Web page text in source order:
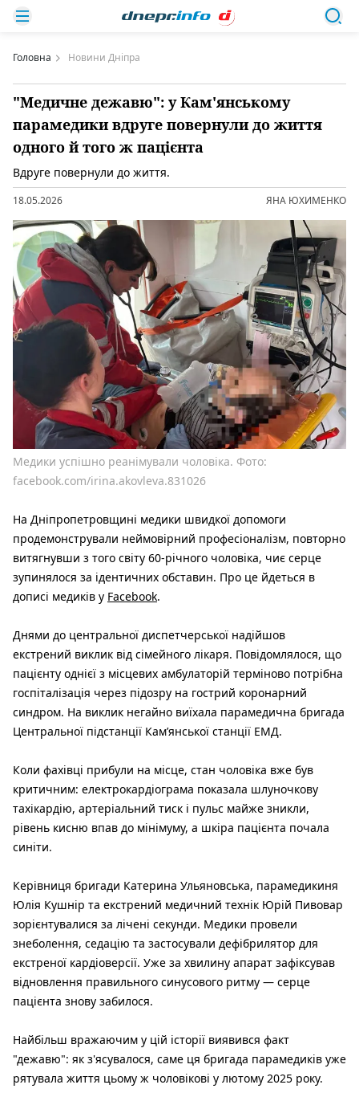
Головна Новини Дніпра
"Медичне дежавю": у Кам'янському
парамедики вдруге повернули до життя
одного й того ж пацієнта
Вдруге повернули до життя.
18.05.2026 ЯНА ЮХИМЕНКО
Медики успішно реанімували чоловіка. Фото:
facebook.com/irina.akovleva.831026
На Дніпропетровщині медики швидкої допомоги
продемонстрували неймовірний професіоналізм, повторно
витягнувши з того світу 60-річного чоловіка, чиє серце
зупинялося за ідентичних обставин. Про це йдеться в
дописі медиків у Facebook.
Днями до центральної диспетчерської надійшов
екстрений виклик від сімейного лікаря. Повідомлялося, що
пацієнту однієї з місцевих амбулаторій терміново потрібна
госпіталізація через підозру на гострий коронарний
синдром. На виклик негайно виїхала парамедична бригада
Центральної підстанції Кам’янської станції ЕМД.
Коли фахівці прибули на місце, стан чоловіка вже був
критичним: електрокардіограма показала шлуночкову
тахікардію, артеріальний тиск і пульс майже зникли,
рівень кисню впав до мінімуму, а шкіра пацієнта почала
синіти.
Керівниця бригади Катерина Ульяновська, парамедикиня
Юлія Кушнір та екстрений медичний технік Юрій Пивовар
зорієнтувалися за лічені секунди. Медики провели
знеболення, седацію та застосували дефібрилятор для
екстреної кардіоверсії. Уже за хвилину апарат зафіксував
відновлення правильного синусового ритму — серце
пацієнта знову забилося.
Найбільш вражаючим у цій історії виявився факт
"дежавю": як з'ясувалося, саме ця бригада парамедиків уже
рятувала життя цьому ж чоловікові у лютому 2025 року.